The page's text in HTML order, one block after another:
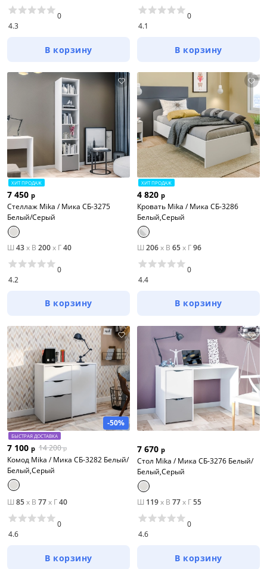
4.3
0
В корзину
4.1
0
В корзину
ХИТ ПРОДАЖ
7 450 р
Стеллаж Mika / Мика СБ-3275
Белый/Серый
Ш 43x В 200x Г40
4.2
0
В корзину
ХИТ ПРОДАЖ
4 820 р
Кровать Mika / Мика СБ-3286
Белый,Серый
Ш 206x В 65x Г96
4.4
0
В корзину
-50%
БЫСТРАЯ ДОСТАВКА
7 100 р 14 200 р
Комод Mika / Мика СБ-3282 Белый/
Белый,Серый
Ш 85x В 77x Г40
4.6
0
В корзину
7 670 р
Стол Mika / Мика СБ-3276 Белый/
Белый,Серый
Ш 119x В 77x Г55
4.6
0
В корзину